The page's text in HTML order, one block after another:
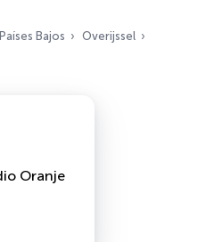
Países Bajos
Overijssel